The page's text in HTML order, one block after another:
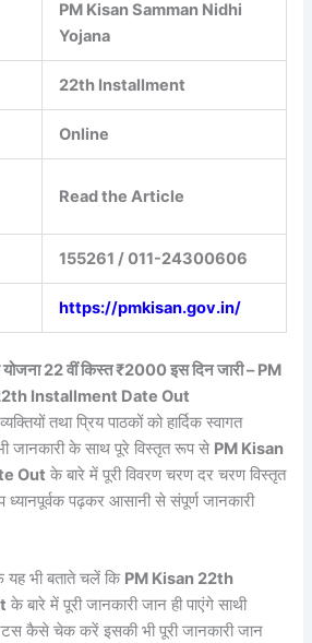
PM Kisan Samman Nidhi
Yojana
22th Installment
Online
Read the Article
155261 / 011-24300606
https://pmkisan.gov.in/
योजना 22 वीं किस्त ₹2000 इस दिन जारी – PM
Installment Date Out
तथा प्रिय पाठकों को हार्दिक स्वागत
जानकारी के साथ पूरे विस्तृत रूप से PM Kisan
Out के बारे में पूरी विवरण चरण दर चरण विस्तृत
पढ़कर आसानी से संपूर्ण जानकारी
यह भी बताते चलें कि PM Kisan 22th
के बारे में पूरी जानकारी जान ही पाएंगे साथी
कैसे चेक करें इसकी भी पूरी जानकारी जान